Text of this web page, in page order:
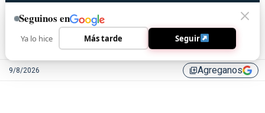
9/8/2026 library_addAgreganos
Seguinos en
Ya lo hice Más tarde Seguir